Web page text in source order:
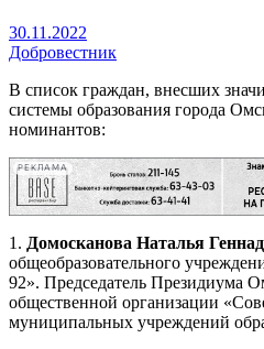
30.11.2022
Добровестник
В список граждан, внесших
системы образования города
номинантов:
РЕКЛАМА
1. Домосканова Наталья
общеобразовательного
92». Председатель Президиума
общественной организации
муниципальных учреждений